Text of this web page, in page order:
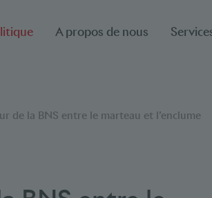
A propos de nous
de la BNS entre le marteau et l’enclume